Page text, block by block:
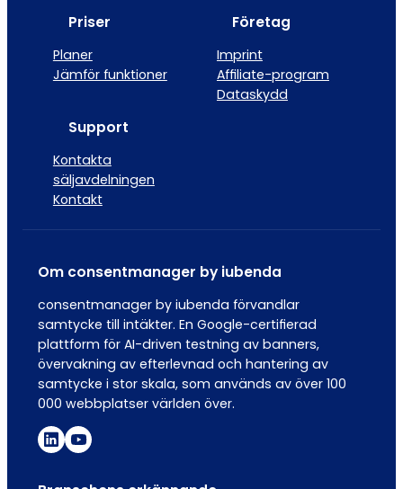
Priser
Planer
Jämför funktioner
Företag
Imprint
Affiliate-program
Dataskydd
Support
Kontakta
säljavdelningen
Kontakt
Om consentmanager by iubenda
consentmanager by iubenda förvandlar
samtycke till intäkter. En Google-certifierad
plattform för AI-driven testning av banners,
övervakning av efterlevnad och hantering av
samtycke i stor skala, som används av över 100
000 webbplatser världen över.